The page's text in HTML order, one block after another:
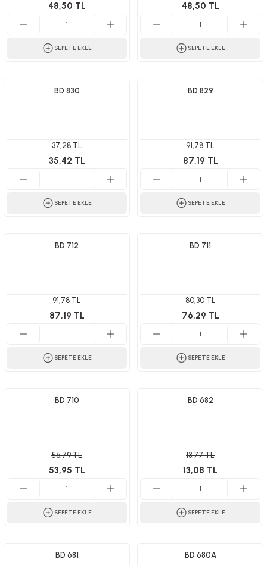
48,50 TL
SEPETE EKLE
48,50 TL
SEPETE EKLE
BD 830
37,28 TL
35,42 TL
SEPETE EKLE
BD 829
91,78 TL
87,19 TL
SEPETE EKLE
BD 712
91,78 TL
87,19 TL
SEPETE EKLE
BD 711
80,30 TL
76,29 TL
SEPETE EKLE
BD 710
56,79 TL
53,95 TL
SEPETE EKLE
BD 682
13,77 TL
13,08 TL
SEPETE EKLE
BD 681 BD 680A